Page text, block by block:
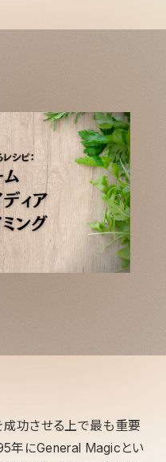
成功させる上で最も重要
年にGeneral Magicとい